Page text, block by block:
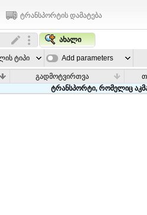
ტრანსპორტის დამატება
ახალი
ტიპი Add parameters
გადმოტვირთვა
ტრანსპორტი, რომელიც